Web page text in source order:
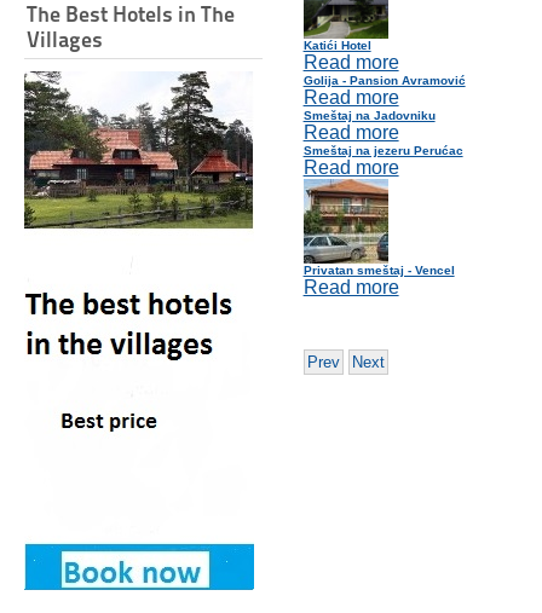
The Best Hotels in The
Villages
Katići Hotel
Read more
Golija - Pansion Avramović
Read more
Smeštaj na Jadovniku
Read more
Smeštaj na jezeru Perućac
Read more
Privatan smeštaj - Vencel
Read more
Prev Next